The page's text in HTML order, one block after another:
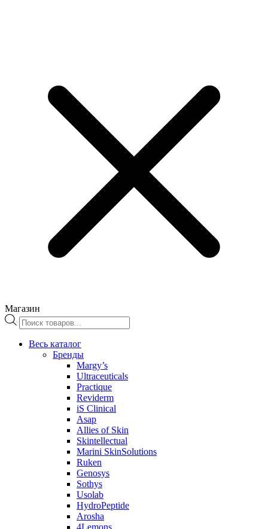
Магазин
Поиск
товаров
Весь каталог
Бренды
Margy’s
Ultraceuticals
Practique
Reviderm
iS Clinical
Asap
Allies of Skin
Skintellectual
Marini SkinSolutions
Ruken
Genosys
Sothys
Usolab
HydroPeptide
Arosha